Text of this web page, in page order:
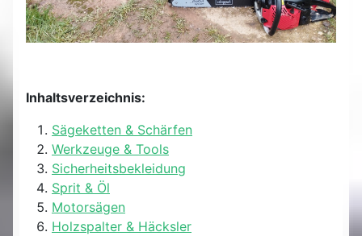
Inhaltsverzeichnis:
Sägeketten & Schärfen
Werkzeuge & Tools
Sicherheitsbekleidung
Sprit & Öl
Motorsägen
Holzspalter & Häcksler